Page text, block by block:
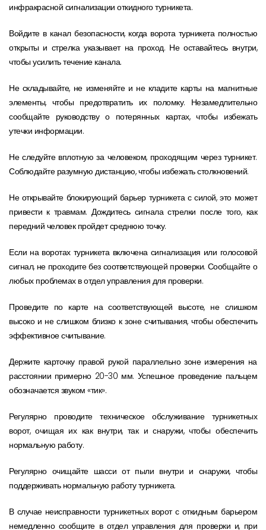
инфракрасной сигнализации откидного турникета.
Войдите в канал безопасности, когда ворота турникета полностью
открыты и стрелка указывает на проход. Не оставайтесь внутри,
чтобы усилить течение канала.
Не складывайте, не изменяйте и не кладите карты на магнитные
элементы, чтобы предотвратить их поломку. Незамедлительно
сообщайте руководству о потерянных картах, чтобы избежать
утечки информации.
Не следуйте вплотную за человеком, проходящим через турникет.
Соблюдайте разумную дистанцию, чтобы избежать столкновений.
Не открывайте блокирующий барьер турникета с силой, это может
привести к травмам. Дождитесь сигнала стрелки после того, как
передний человек пройдет среднюю точку.
Если на воротах турникета включена сигнализация или голосовой
сигнал, не проходите без соответствующей проверки. Сообщайте о
любых проблемах в отдел управления для проверки.
Проведите по карте на соответствующей высоте, не слишком
высоко и не слишком близко к зоне считывания, чтобы обеспечить
эффективное считывание.
Держите карточку правой рукой параллельно зоне измерения на
расстоянии примерно 20-30 мм. Успешное проведение пальцем
обозначается звуком «тик».
Регулярно проводите техническое обслуживание турникетных
ворот, очищая их как внутри, так и снаружи, чтобы обеспечить
нормальную работу.
Регулярно очищайте шасси от пыли внутри и снаружи, чтобы
поддерживать нормальную работу турникета.
В случае неисправности турникетных ворот с откидным барьером
немедленно сообщите в отдел управления для проверки и, при